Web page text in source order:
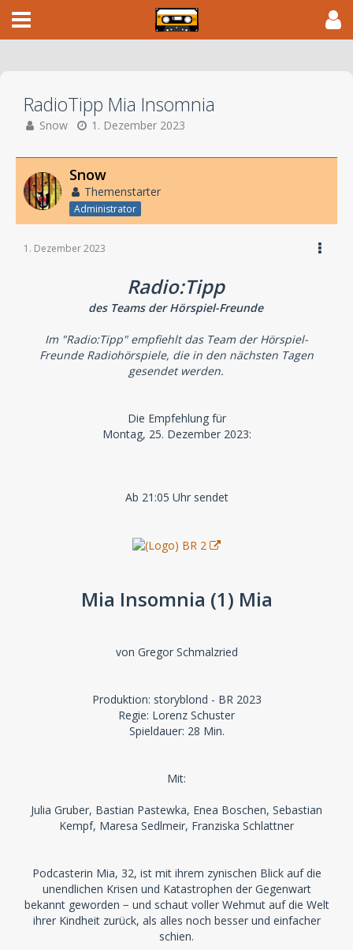
RadioTipp Mia Insomnia
Snow 1. Dezember 2023
Snow
Themenstarter
Administrator
1. Dezember 2023
Radio:Tipp
des Teams der Hörspiel-Freunde
Im "Radio:Tipp" empfiehlt das Team der Hörspiel-
Freunde Radiohörspiele, die in den nächsten Tagen
gesendet werden.
Die Empfehlung für
Montag, 25. Dezember 2023:
Ab 21:05 Uhr sendet
Mia Insomnia (1) Mia
von Gregor Schmalzried
Produktion: storyblond - BR 2023
Regie: Lorenz Schuster
Spieldauer: 28 Min.
Mit:
Julia Gruber, Bastian Pastewka, Enea Boschen, Sebastian
Kempf, Maresa Sedlmeir, Franziska Schlattner
Podcasterin Mia, 32, ist mit ihrem zynischen Blick auf die
unendlichen Krisen und Katastrophen der Gegenwart
bekannt geworden − und schaut voller Wehmut auf die Welt
ihrer Kindheit zurück, als alles noch besser und einfacher
schien.